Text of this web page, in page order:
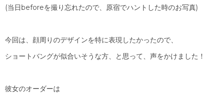
(当日beforeを撮り忘れたので、原宿でハントした時のお写真)
今回は、顔周りのデザインを特に表現したかったので、
ショートバングが似合いそうな方、と思って、声をかけました！
彼女のオーダーは